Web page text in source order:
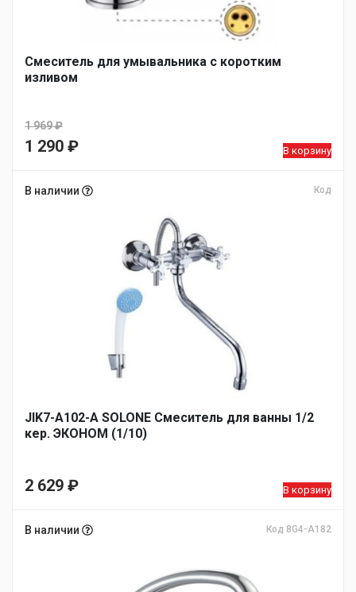
Смеситель для умывальника с коротким
изливом
1 969₽
Первоначальная
составляла
1 290 ₽
цена:
В корзину
В наличии Код
JIK7-A102-А SOLONE Смеситель для ванны 1/2
кер. ЭКОНОМ (1/10)
2 629 ₽ В корзину
В наличии Код 8G4-A182